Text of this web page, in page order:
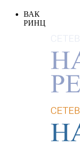
ВАК
РИНЦ